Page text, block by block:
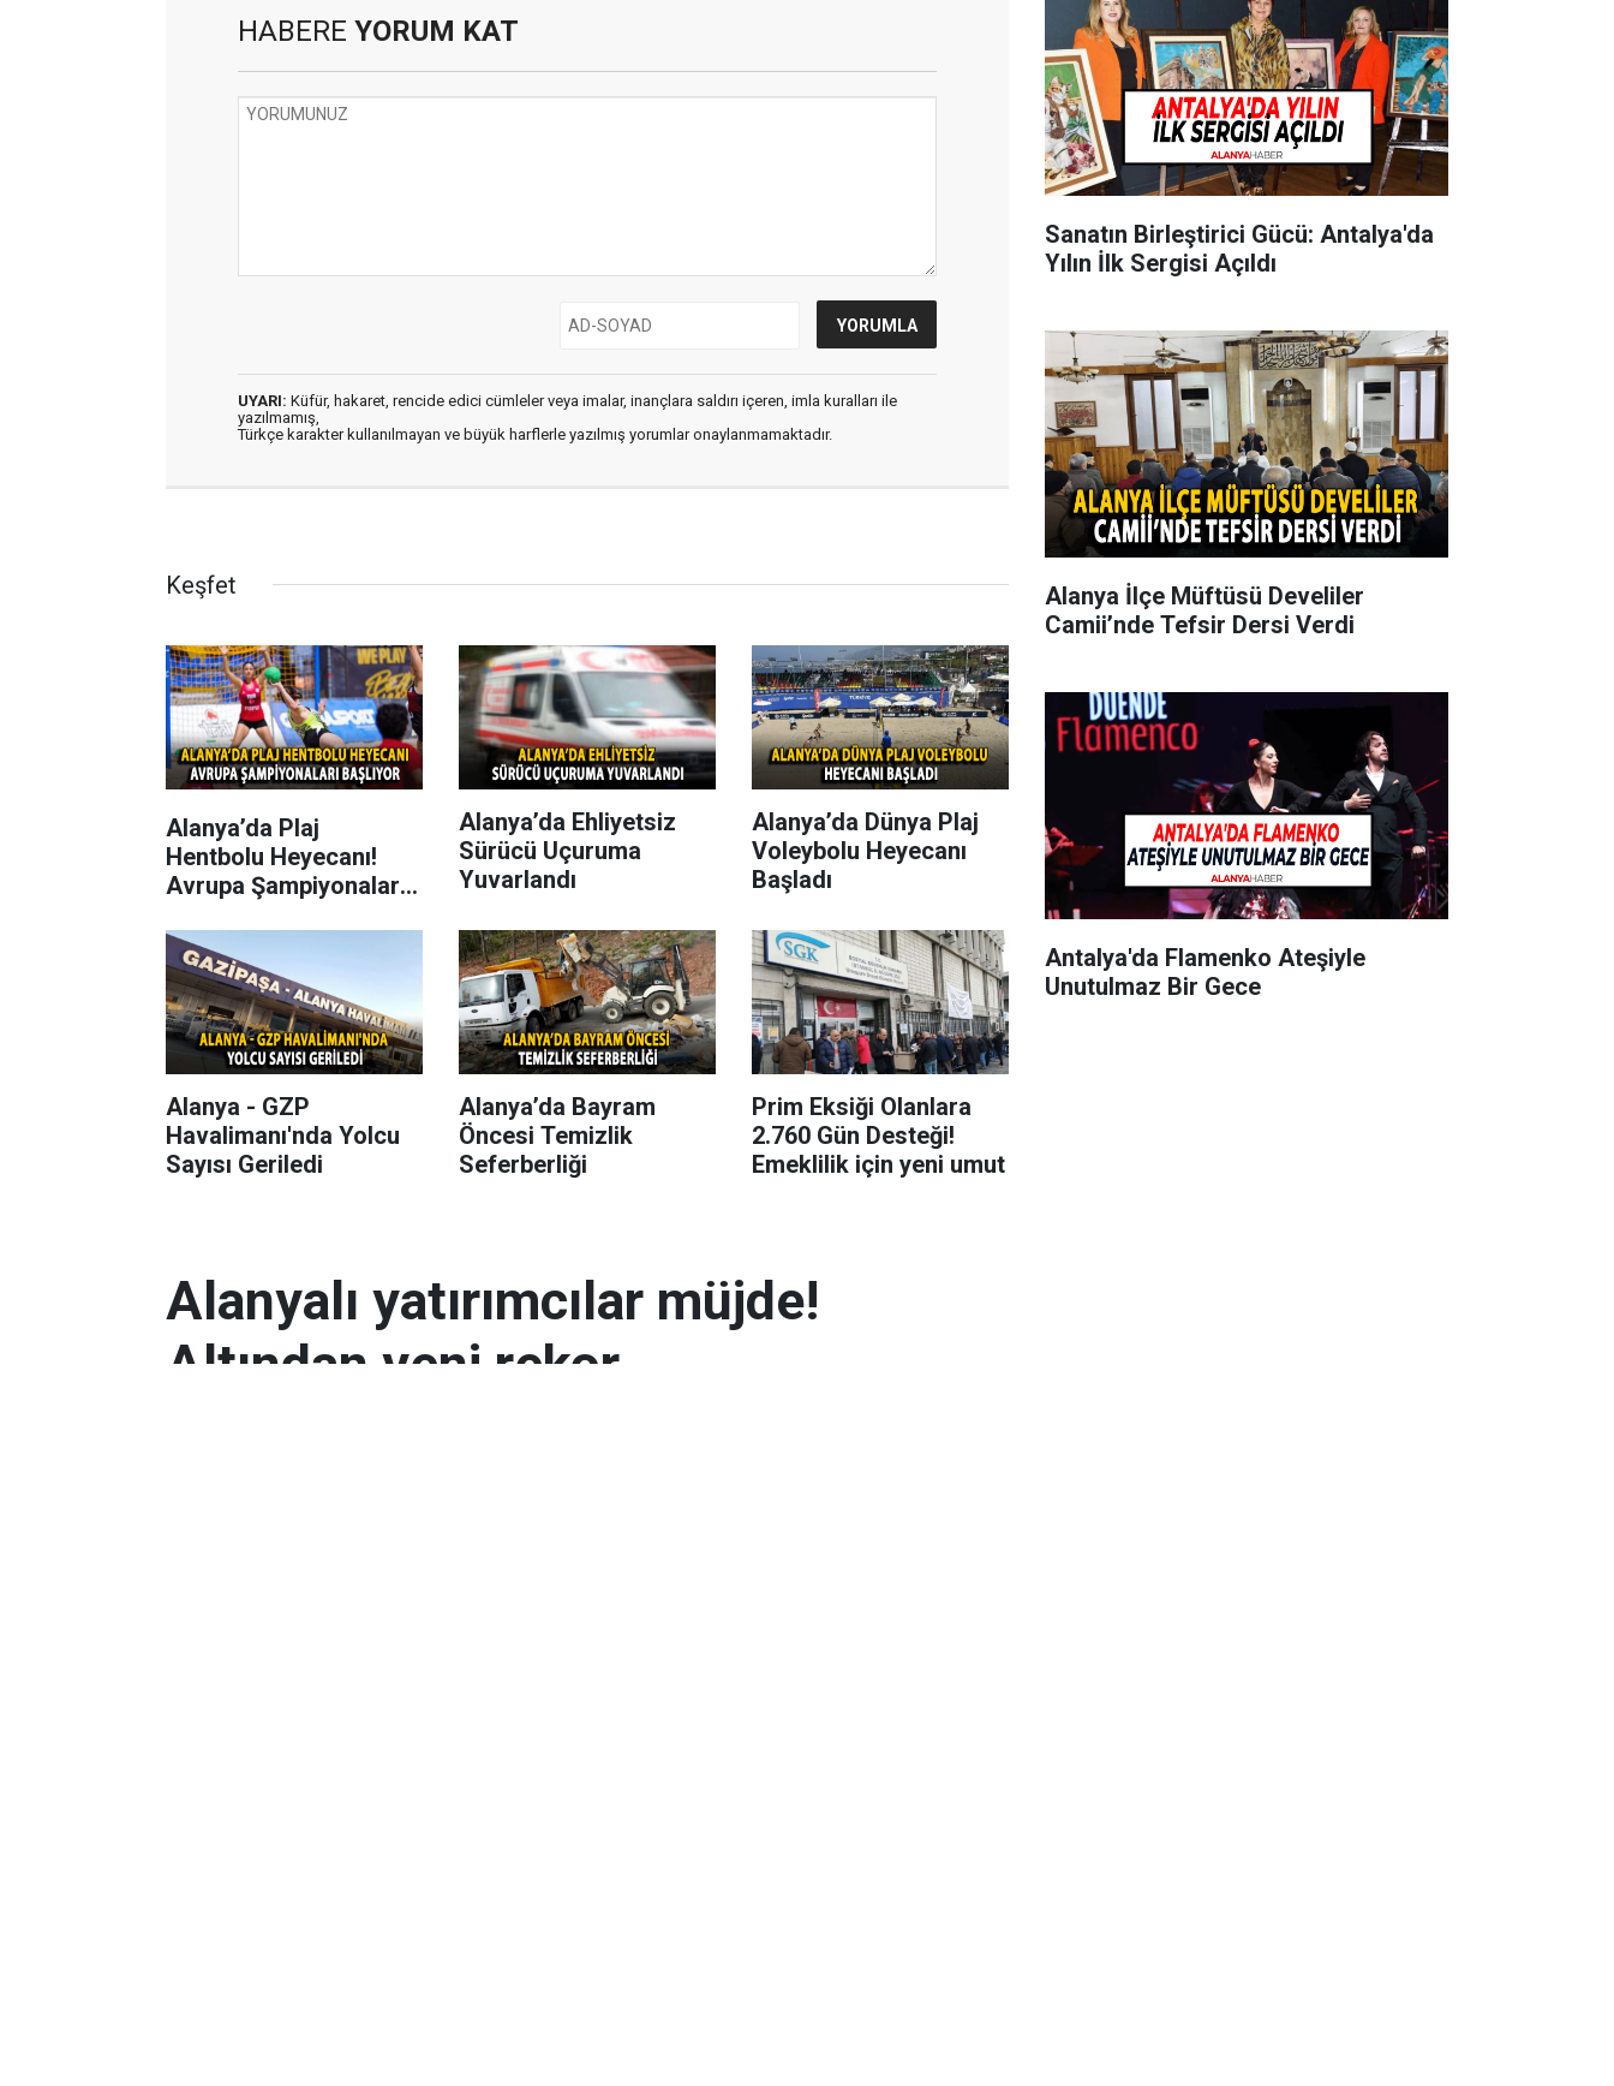
HABERE YORUM KAT
UYARI: Küfür, hakaret, rencide edici cümleler veya imalar, inançlara saldırı içeren, imla kuralları ile
yazılmamış,
Türkçe karakter kullanılmayan ve büyük harflerle yazılmış yorumlar onaylanmamaktadır.
Keşfet
Alanya’da Plaj
Hentbolu Heyecanı!
Avrupa Şampiyonaları
Alanya’da Ehliyetsiz
Sürücü Uçuruma
Yuvarlandı
Alanya’da Dünya Plaj
Voleybolu Heyecanı
Başladı
Alanya - GZP
Havalimanı'nda Yolcu
Sayısı Geriledi
Alanya’da Bayram
Öncesi Temizlik
Seferberliği
Prim Eksiği Olanlara
2.760 Gün Desteği!
Emeklilik için yeni umut
Alanyalı yatırımcılar müjde!
Altından yeni rekor
Sanatın Birleştirici Gücü: Antalya'da
Yılın İlk Sergisi Açıldı
Alanya İlçe Müftüsü Develiler
Camii’nde Tefsir Dersi Verdi
Antalya'da Flamenko Ateşiyle
Unutulmaz Bir Gece